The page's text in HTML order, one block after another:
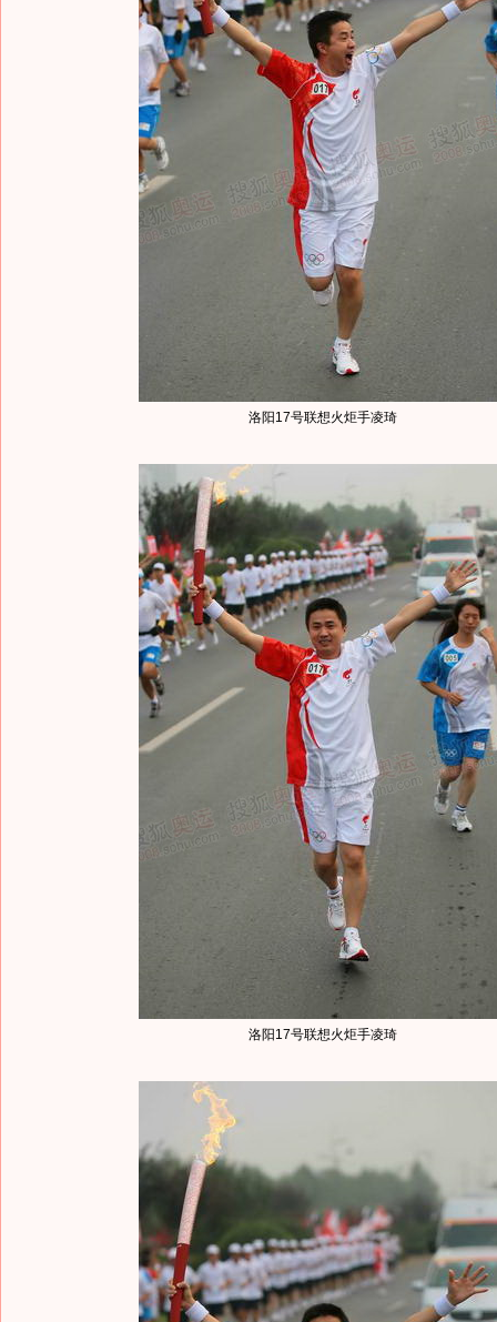
洛阳17号联想火炬手凌琦
洛阳17号联想火炬手凌琦